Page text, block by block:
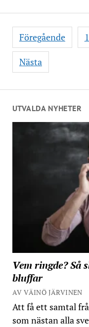
UTVALDA NYHETER
Vem ringde? Så
bluffar
AV VÄINÖ JÄRVINEN
Att få ett samtal
som nästan alla
Sidonumrering
för
inlägg
Föregående 1
Nästa